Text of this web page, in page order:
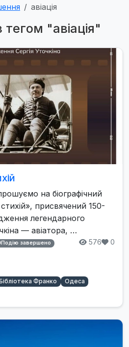
авіація
"авіація"
на біографічний
присвячений 150-
легендарного
— авіатора, …
Подію завершено 576 0
Франко
Одеса